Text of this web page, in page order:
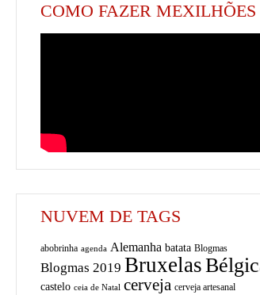
COMO FAZER MEXILHÕES
NUVEM DE TAGS
abobrinha agenda Alemanha batata Blogmas
Blogmas 2019 Bruxelas
castelo ceia de Natal cerveja cerveja artesanal